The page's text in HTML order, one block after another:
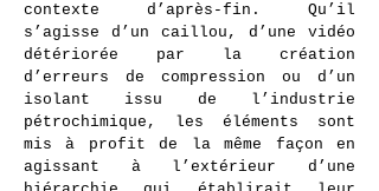
contexte d’après-fin. Qu’il
s’agisse d’un caillou, d’une vidéo
détériorée par la création
d’erreurs de compression ou d’un
isolant issu de l’industrie
pétrochimique, les éléments sont
mis à profit de la même façon en
agissant à l’extérieur d’une